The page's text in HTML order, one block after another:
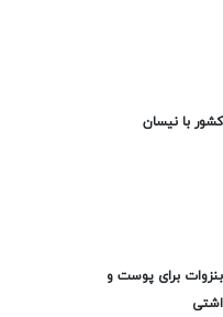
با نیسان
برای پوست و